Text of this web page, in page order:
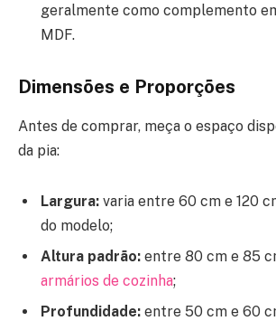
geralmente como complemento
MDF.
Dimensões e Proporções
Antes de comprar, meça o espaço
da pia:
Largura: varia entre 60 cm e 120
do modelo;
Altura padrão: entre 80 cm e 85
armários de cozinha;
Profundidade: entre 50 cm e 60